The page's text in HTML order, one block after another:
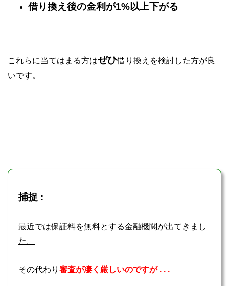
借り換え後の金利が1%以上下がる
これらに当てはまる方はぜひ借り換えを検討した方が良
いです。
捕捉 :
最近では保証料を無料とする金融機関が出てきまし
た。
その代わり 審査が凄く厳しいのですが . . .